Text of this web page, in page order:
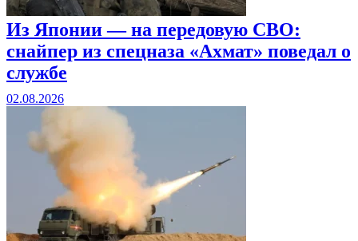
Из Японии — на передовую СВО:
снайпер из спецназа «Ахмат» поведал о
службе
02.08.2026